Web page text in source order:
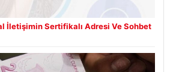
İletişimin Sertifikalı Adresi Ve Sohbet